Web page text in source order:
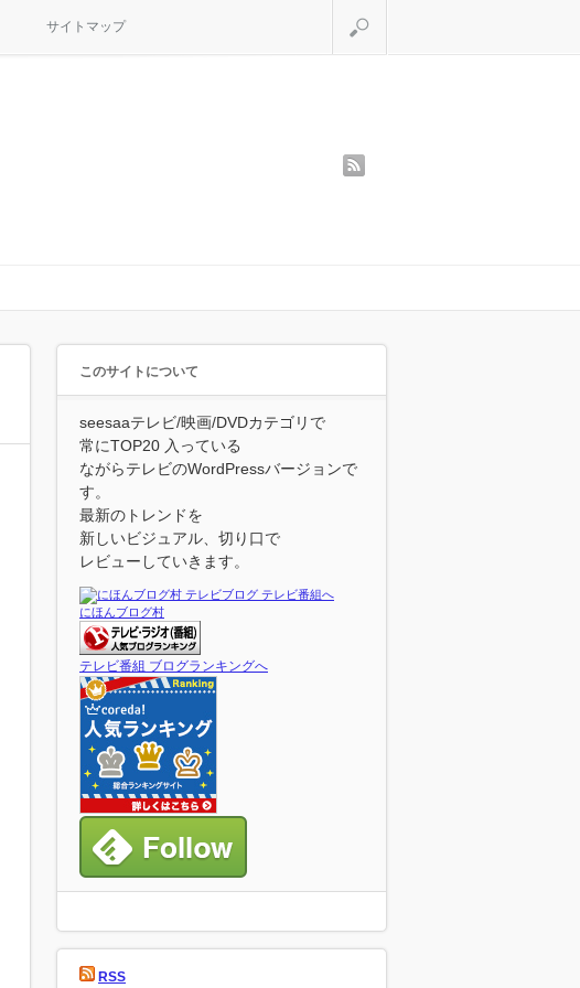
サイトマップ
このサイトについて
seesaaテレビ/映画/DVDカテゴリで
常にTOP20 入っている
ながらテレビのWordPressバージョンで
す。
最新のトレンドを
新しいビジュアル、切り口で
レビューしていきます。
にほんブログ村
テレビ番組 ブログランキングへ
RSS